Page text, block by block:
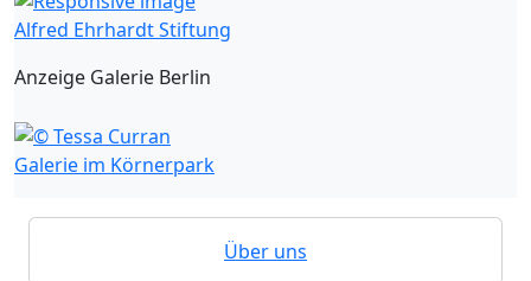
Alfred Ehrhardt Stiftung
Anzeige Galerie Berlin
Galerie im Körnerpark
Über uns